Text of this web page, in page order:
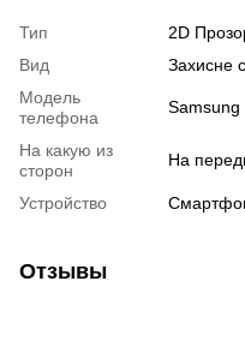
Тип
2D
Вид
Захисне
Модель
телефона
Samsung
На какую из
сторон
На
Устройство
Отзывы